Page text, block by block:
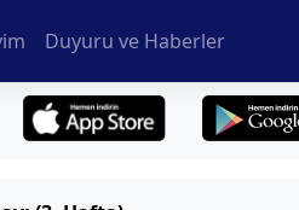
Duyuru ve Haberler